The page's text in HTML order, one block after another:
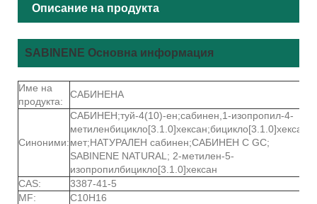
Описание на продукта
SABINENE Основна информация
Име на
продукта:
САБИНЕНА
Синоними:
САБИНЕН;туй-4(10)-ен;сабинен,1-изопропил-4-
мет;НАТУРАЛЕН сабинен;САБИНЕН С GC;
SABINENE NATURAL; 2-метилен-5-
изопропилбицикло[3.1.0]хексан
CAS:
3387-41-5
MF:
C10H16